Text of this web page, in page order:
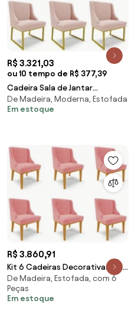
R$ 3.321,03
ou 10 tempo de R$ 377,39
Cadeira Sala de Jantar
Industrial Dourado kit 6 Liz
Bouclê D03 - D'Rossi - Rose
De Madeira, Moderna, Estofada
Em estoque
R$ 3.860,91
Kit 6 Cadeiras Decorativas Sala
de Jantar Base Fixa de Madeira
Firenze Suede Rose/Castanho
G19 - Gran Belo
De Madeira, Estofada, com 6
Peças
Em estoque